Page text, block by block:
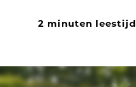
2 minuten leestijd